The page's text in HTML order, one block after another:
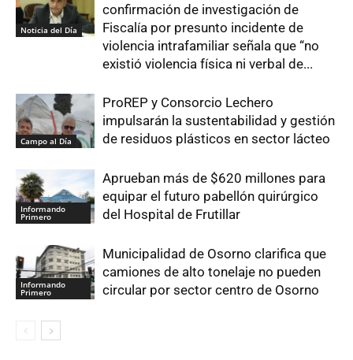
Noticia del Día
confirmación de investigación de
Fiscalía por presunto incidente de
violencia intrafamiliar señala que “no
existió violencia física ni verbal de...
Campo al Día
ProREP y Consorcio Lechero
impulsarán la sustentabilidad y gestión
de residuos plásticos en sector lácteo
Informando
Primero
Aprueban más de $620 millones para
equipar el futuro pabellón quirúrgico
del Hospital de Frutillar
Informando
Primero
Municipalidad de Osorno clarifica que
camiones de alto tonelaje no pueden
circular por sector centro de Osorno